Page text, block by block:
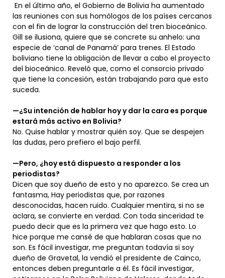
En el último año, el Gobierno de Bolivia ha aumentado
las reuniones con sus homólogos de los países cercanos
con el fin de lograr la construcción del tren bioceánico.
Gill se ilusiona, quiere que se concrete su anhelo: una
especie de ‘canal de Panamá’ para trenes. El Estado
boliviano tiene la obligación de llevar a cabo el proyecto
del bioceánico. Reveló que, como el consorcio privado
que tiene la concesión, están trabajando para que esto
suceda.
—¿Su intención de hablar hoy y dar la cara es porque
estará más activo en Bolivia?
No. Quise hablar y mostrar quién soy. Que se despejen
las dudas, pero prefiero el bajo perfil.
—Pero, ¿hoy está dispuesto a responder a los
periodistas?
Dicen que soy dueño de esto y no aparezco. Se crea un
fantasma, Hay periodistas que, por razones
desconocidas, hacen ruido. Cualquier mentira, si no se
aclara, se convierte en verdad. Con toda sinceridad te
puedo decir que es la primera vez que hago esto. Lo
hice porque me cansé de que hablaran cosas que no
son. Es fácil investigar, me preguntan todavía si soy
dueño de Gravetal, la vendió el presidente de Cainco,
entonces deben preguntarle a él. Es fácil investigar,